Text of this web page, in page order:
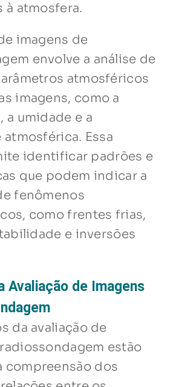
à atmosfera.
imagens de
envolve a análise de
atmosféricos
imagens, como a
a umidade e a
Essa
identificar padrões e
que podem indicar a
fenômenos
como frentes frias,
e inversões
Avaliação de Imagens
da avaliação de
estão
compreensão dos